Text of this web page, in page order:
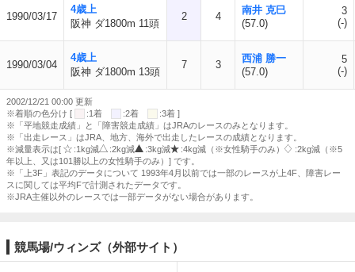
1990/03/17
4歳上
阪神 ダ1800m 11頭
2 4
南井 克巳
(57.0)
3
(-)
1990/03/04
4歳上
阪神 ダ1800m 13頭
7 3
西浦 勝一
(57.0)
5
(-)
2002/12/21 00:00 更新
※着順の色分け [
:1着 :2着
:3着 ]
※「平地競走成績」と「障害競走成績」はJRAのレースのみとなります。
※「出走レース」はJRA、地方、海外で出走したレースの成績となります。
※減量表示は[
:1kg減 :2kg減 :3kg減 :4kg減（※女性騎手のみ）
:2kg減（※5
年以上、又は101勝以上の女性騎手のみ）] です。
※「上3F」表記のデータについて 1993年4月以前では一部のレースが上4F、障害レー
スに関しては平均Fで計測されたデータです。
※JRA主催以外のレースでは一部データがない場合があります。
競馬場/ウィンズ（外部サイト）